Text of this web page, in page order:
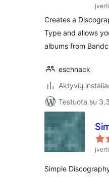
Creates a
Type and allows
albums from
eschnack
Aktyvių
Testuota su
Simple